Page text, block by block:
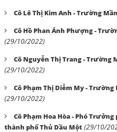
Cô Lê Thị Kim Anh - Trường
Cô Hồ Phan Ánh Phượng -
(29/10/2022)
Cô Nguyễn Thị Trang - Trường
(29/10/2022)
Cô Phạm Thị Diễm My - Trường
(29/10/2022)
Cô Phạm Hoa Hòa - Phó
thành phố Thủ Dầu Một (29/10/